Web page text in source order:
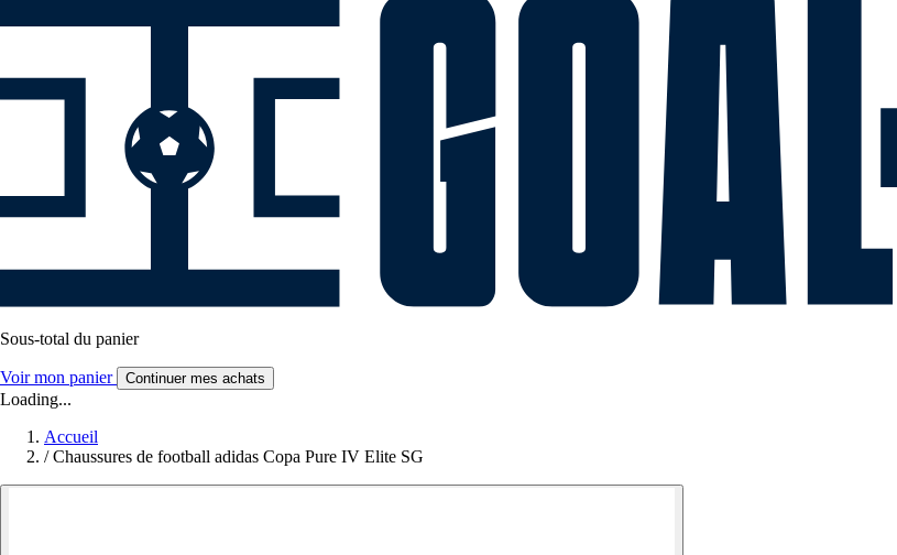
Sous-total du panier
Voir mon panier Continuer mes achats
Loading...
Accueil
/ Chaussures de football adidas Copa Pure IV Elite SG